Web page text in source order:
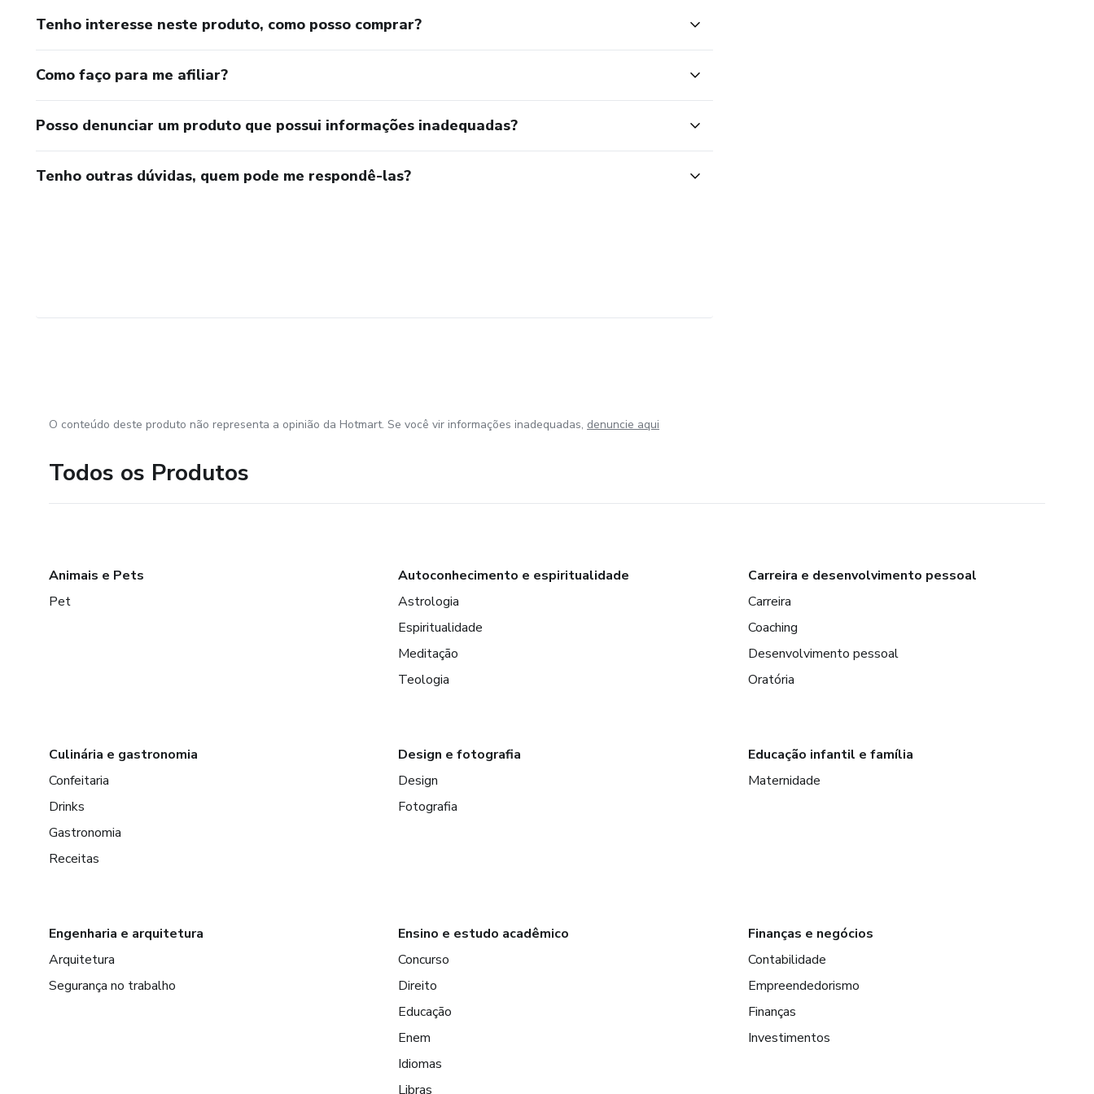
Tenho interesse neste produto, como posso comprar?
Como faço para me afiliar?
Posso denunciar um produto que possui informações inadequadas?
Tenho outras dúvidas, quem pode me respondê-las?
O conteúdo deste produto não representa a opinião da Hotmart. Se você vir informações inadequadas, denuncie aqui
Todos os Produtos
Animais e Pets
Pet
Autoconhecimento e espiritualidade
Astrologia
Espiritualidade
Meditação
Teologia
Carreira e desenvolvimento pessoal
Carreira
Coaching
Desenvolvimento pessoal
Oratória
Culinária e gastronomia
Confeitaria
Drinks
Gastronomia
Receitas
Design e fotografia
Design
Fotografia
Educação infantil e família
Maternidade
Engenharia e arquitetura
Arquitetura
Segurança no trabalho
Ensino e estudo acadêmico
Concurso
Direito
Educação
Enem
Idiomas
Libras
Finanças e negócios
Contabilidade
Empreendedorismo
Finanças
Investimentos